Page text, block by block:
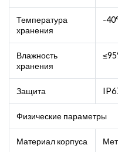
Температура
хранения
-
Влажность
хранения
Защита
Физические параметры
Материал корпуса